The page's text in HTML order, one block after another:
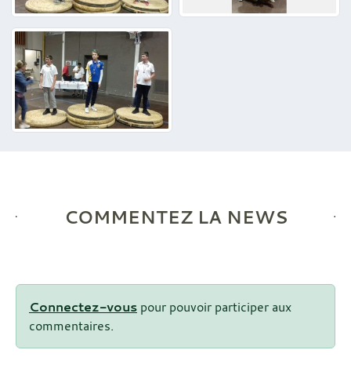
COMMENTEZ LA NEWS
Connectez-vous pour pouvoir participer aux
commentaires.